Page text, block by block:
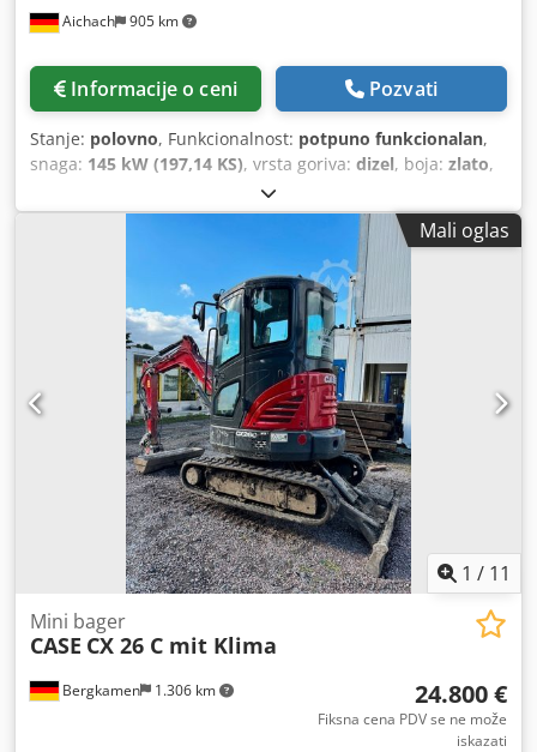
Aichach 905 km
Informacije o ceni Pozvati
Stanje: polovno, Funkcionalnost: potpuno funkcionalan,
snaga: 145 kW (197,14 KS), vrsta goriva: dizel, boja: zlato,
, Godina proizvodnje:
sati:8.000 h, Oprema:centralizovani sistem
, Case 821C
točkaš/utovarivač Godina proizvodnje: 2000 8.000 radnih
sati 145 kW približno 18.000 kg Djdpey Uxt Ssfx Ag Njkr
Klima uređaj Centralno podmazivanje Gume 23,5R25
Mali oglas
1 / 11
Bergkamen 1.306 km
Mini bager
CASE CX 26 C mit Klima
24.800 €
Fiksna cena PDV se ne može
iskazati